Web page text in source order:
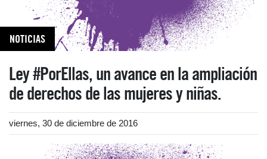
NOTICIAS
Ley #PorEllas, un avance en la ampliación
de derechos de las mujeres y niñas.
viernes, 30 de diciembre de 2016